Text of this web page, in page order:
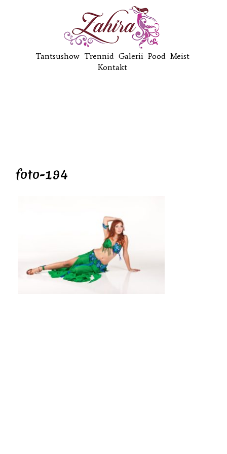
Tantsushow Trennid Galerii Pood Meist
Kontakt
foto-194